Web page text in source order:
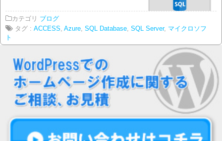
カテゴリ ブログ
タグ : ACCESS, Azure, SQL Database, SQL Server, マイクロソフ
ト